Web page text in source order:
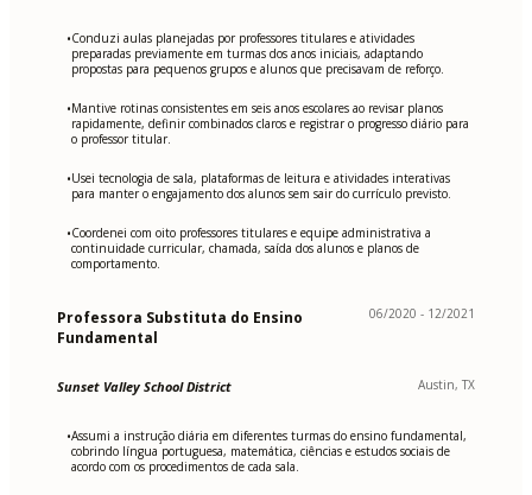
•Conduzi aulas planejadas por professores titulares e atividades
preparadas previamente em turmas dos anos iniciais, adaptando
propostas para pequenos grupos e alunos que precisavam de reforço.
•Mantive rotinas consistentes em seis anos escolares ao revisar planos
rapidamente, definir combinados claros e registrar o progresso diário para
o professor titular.
•Usei tecnologia de sala, plataformas de leitura e atividades interativas
para manter o engajamento dos alunos sem sair do currículo previsto.
•Coordenei com oito professores titulares e equipe administrativa a
continuidade curricular, chamada, saída dos alunos e planos de
comportamento.
Professora Substituta do Ensino
Fundamental
06/2020 - 12/2021
Sunset Valley School District Austin, TX
•Assumi a instrução diária em diferentes turmas do ensino fundamental,
cobrindo língua portuguesa, matemática, ciências e estudos sociais de
acordo com os procedimentos de cada sala.